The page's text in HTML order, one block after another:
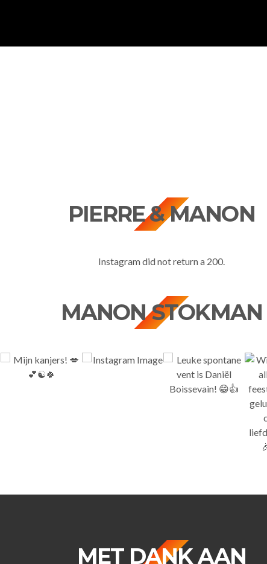
PIERRE & MANON
Instagram did not return a 200.
MANON STOKMAN
MET DANK AAN